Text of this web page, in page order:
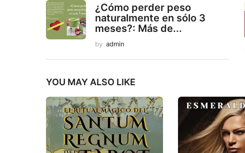
¿Cómo perder peso
naturalmente en sólo 3
meses?: Más de...
by admin
YOU MAY ALSO LIKE